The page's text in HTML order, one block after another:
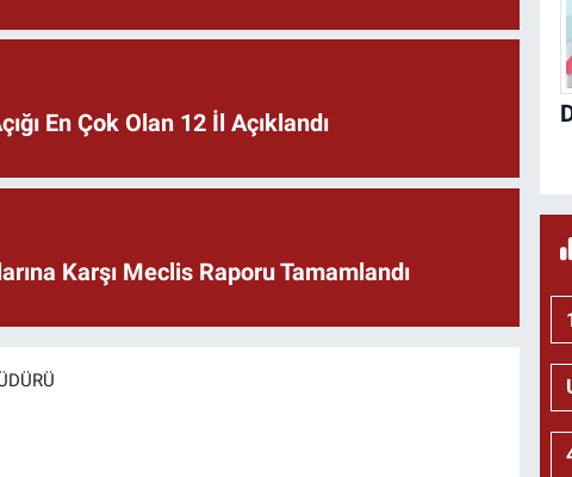
En Çok Olan 12 İl Açıklandı
Karşı Meclis Raporu Tamamlandı